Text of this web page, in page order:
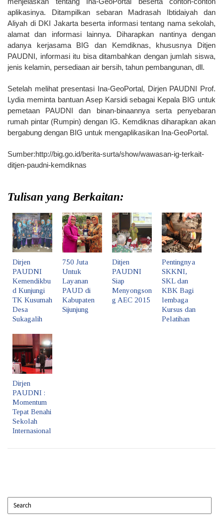
aplikasinya. Ditampilkan sebaran Madrasah Ibtidaiyah dan
Aliyah di DKI Jakarta beserta informasi tentang nama sekolah,
alamat dan informasi lainnya. Diharapkan nantinya dengan
adanya kerjasama BIG dan Kemdiknas, khususnya Ditjen
PAUDNI, informasi itu bisa ditambahkan dengan jumlah siswa,
jenis kelamin, persediaan air bersih, tahun pembangunan, dll.
Setelah melihat presentasi Ina-GeoPortal, Dirjen PAUDNI Prof.
Lydia meminta bantuan Asep Karsidi sebagai Kepala BIG untuk
pemetaan PAUDNI dan binan-binaannya serta penyebaran
rumah pintar (Rumpin) dengan IG. Kemdiknas diharapkan akan
bergabung dengan BIG untuk mengaplikasikan Ina-GeoPortal.
Sumber:http://big.go.id/berita-surta/show/wawasan-ig-terkait-
ditjen-paudni-kemdiknas
Tulisan yang Berkaitan:
Dirjen
PAUDNI
Kemendikbu
d Kunjungi
TK Kusumah
Desa
Sukagalih
750 Juta
Untuk
Layanan
PAUD di
Kabupaten
Sijunjung
Ditjen
PAUDNI
Siap
Menyongson
g AEC 2015
Pentingnya
SKKNI,
SKL dan
KBK Bagi
lembaga
Kursus dan
Pelatihan
Dirjen
PAUDNI :
Momentum
Tepat Benahi
Sekolah
Internasional